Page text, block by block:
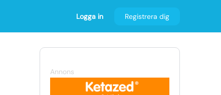
Logga in Registrera dig
Annons